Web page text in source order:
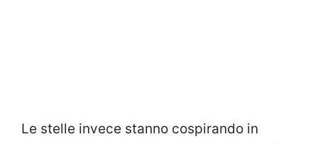
Le stelle invece stanno cospirando in